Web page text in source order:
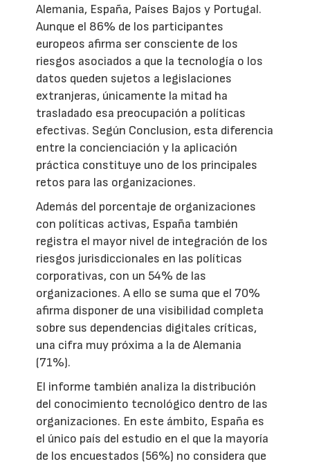
Alemania, España, Países Bajos y Portugal.
Aunque el 86% de los participantes
europeos afirma ser consciente de los
riesgos asociados a que la tecnología o los
datos queden sujetos a legislaciones
extranjeras, únicamente la mitad ha
trasladado esa preocupación a políticas
efectivas. Según Conclusion, esta diferencia
entre la concienciación y la aplicación
práctica constituye uno de los principales
retos para las organizaciones.
Además del porcentaje de organizaciones
con políticas activas, España también
registra el mayor nivel de integración de los
riesgos jurisdiccionales en las políticas
corporativas, con un 54% de las
organizaciones. A ello se suma que el 70%
afirma disponer de una visibilidad completa
sobre sus dependencias digitales críticas,
una cifra muy próxima a la de Alemania
(71%).
El informe también analiza la distribución
del conocimiento tecnológico dentro de las
organizaciones. En este ámbito, España es
el único país del estudio en el que la mayoría
de los encuestados (56%) no considera que